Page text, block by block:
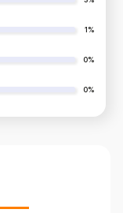
1%
0%
0%